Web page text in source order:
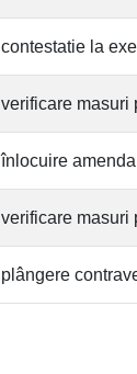
contestatie la
verificare masuri
înlocuire
verificare masuri
plângere